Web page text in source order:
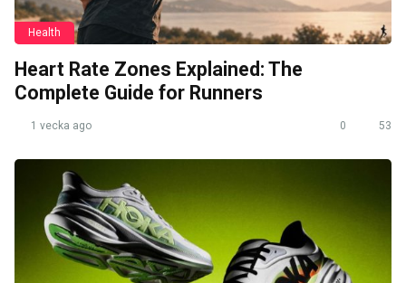
Health
Heart Rate Zones Explained: The
Complete Guide for Runners
1 vecka ago 0 53